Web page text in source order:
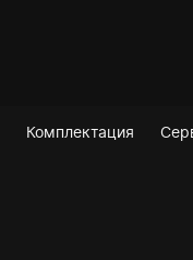
Комплектация